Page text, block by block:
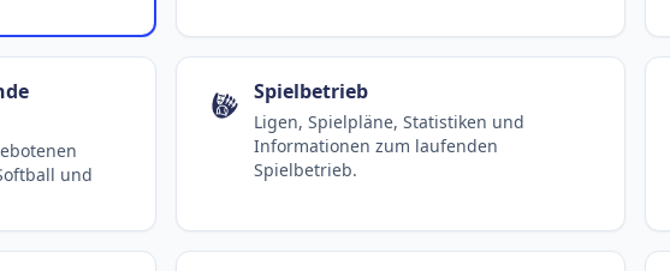
und
Spielbetrieb
Ligen, Spielpläne, Statistiken und
Informationen zum laufenden
Spielbetrieb.